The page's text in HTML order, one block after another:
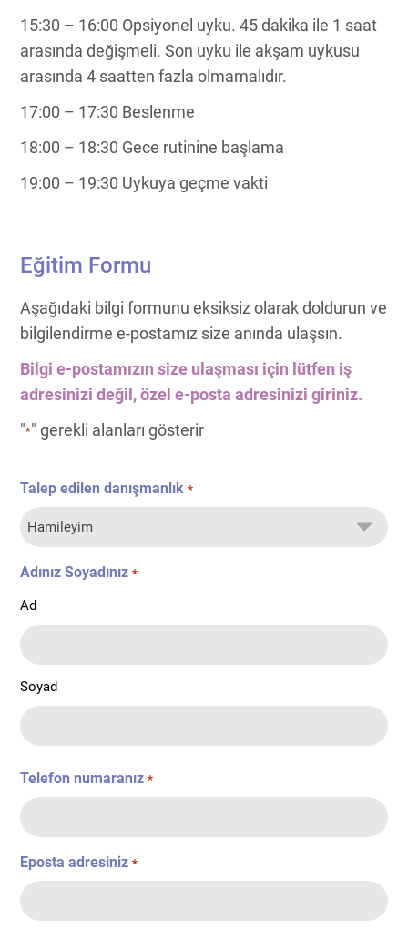
15:30 – 16:00 Opsiyonel uyku. 45 dakika ile 1 saat
arasında değişmeli. Son uyku ile akşam uykusu
arasında 4 saatten fazla olmamalıdır.
17:00 – 17:30 Beslenme
18:00 – 18:30 Gece rutinine başlama
19:00 – 19:30 Uykuya geçme vakti
Eğitim Formu
Aşağıdaki bilgi formunu eksiksiz olarak doldurun ve
bilgilendirme e-postamız size anında ulaşsın.
Bilgi e-postamızın size ulaşması için lütfen iş
adresinizi değil, özel e-posta adresinizi giriniz.
"*" gerekli alanları gösterir
Talep edilen danışmanlık *
Adınız Soyadınız *
Ad
Soyad
Telefon numaranız *
Eposta adresiniz *